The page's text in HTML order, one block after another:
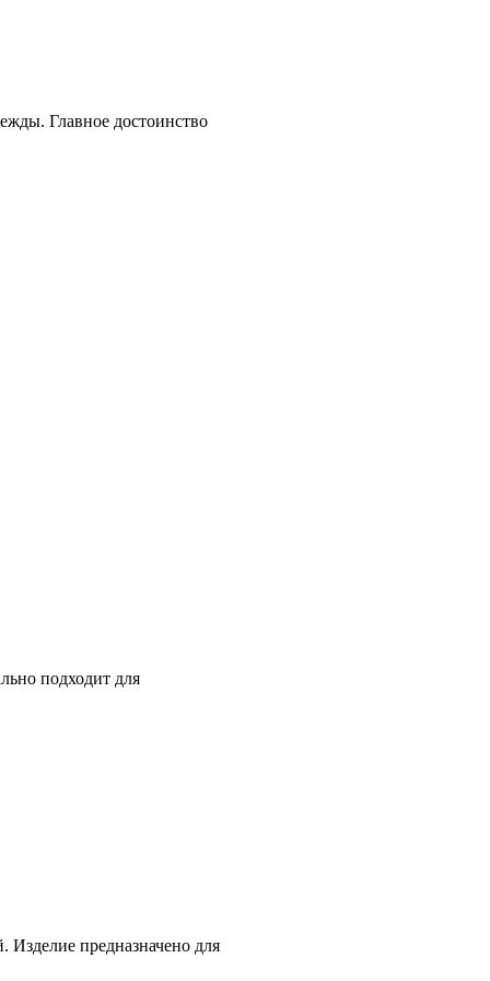
Главное достоинство
подходит для
Изделие предназначено для